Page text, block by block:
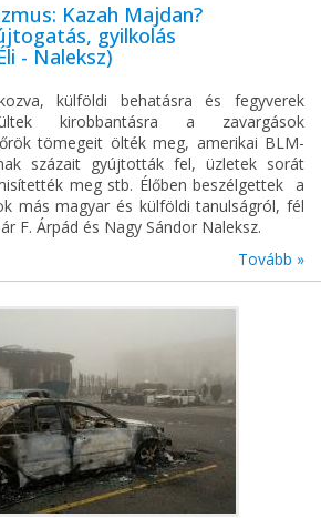
Kazah Majdan?
gyilkolás
- Naleksz)
külföldi behatásra és fegyverek
kirobbantásra a zavargások
tömegeit ölték meg, amerikai BLM-
százait gyújtották fel, üzletek sorát
meg stb. Élőben beszélgettek a
más magyar és külföldi tanulságról, fél
F. Árpád és Nagy Sándor Naleksz.
Tovább »